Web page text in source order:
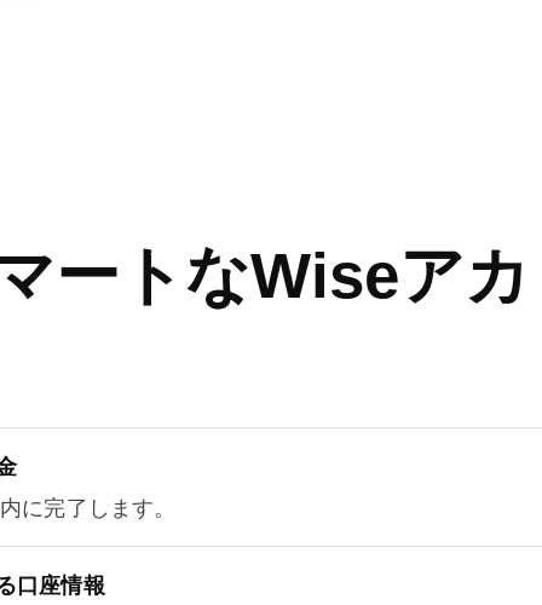
ートなWiseアカ
に完了します。
口座情報